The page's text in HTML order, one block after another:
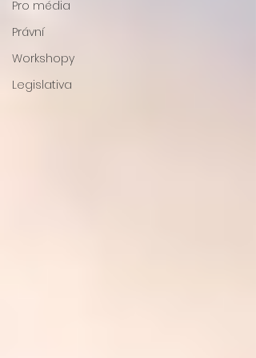
Pro média
Právní
Workshopy
Legislativa